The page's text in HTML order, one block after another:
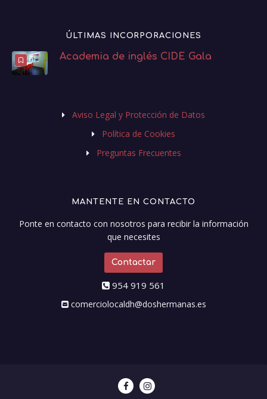
ÚLTIMAS INCORPORACIONES
Academia de inglés CIDE Gala
Aviso Legal y Protección de Datos
Política de Cookies
Preguntas Frecuentes
MANTENTE EN CONTACTO
Ponte en contacto con nosotros para recibir la información
que necesites
Contactar
954 919 561
comerciolocaldh@doshermanas.es